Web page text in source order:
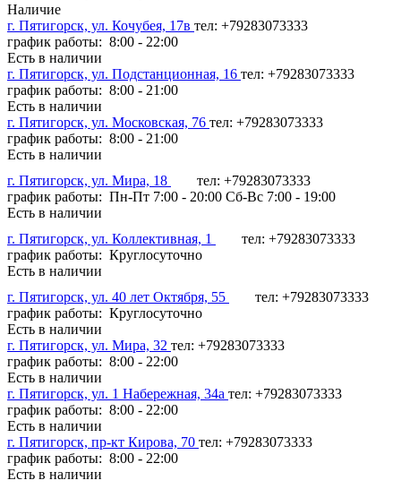
Наличие
г. Пятигорск, ул. Кочубея, 17в тел: +79283073333
график работы: 8:00 - 22:00
Есть в наличии
г. Пятигорск, ул. Подстанционная, 16 тел: +79283073333
график работы: 8:00 - 21:00
Есть в наличии
г. Пятигорск, ул. Московская, 76 тел: +79283073333
график работы: 8:00 - 21:00
Есть в наличии
г. Пятигорск, ул. Мира, 18
тел: +79283073333
график работы: Пн-Пт 7:00 - 20:00 Сб-Вс 7:00 - 19:00
Есть в наличии
г. Пятигорск, ул. Коллективная, 1
тел: +79283073333
график работы: Круглосуточно
Есть в наличии
г. Пятигорск, ул. 40 лет Октября, 55
тел: +79283073333
график работы: Круглосуточно
Есть в наличии
г. Пятигорск, ул. Мира, 32 тел: +79283073333
график работы: 8:00 - 22:00
Есть в наличии
г. Пятигорск, ул. 1 Набережная, 34а тел: +79283073333
график работы: 8:00 - 22:00
Есть в наличии
г. Пятигорск, пр-кт Кирова, 70 тел: +79283073333
график работы: 8:00 - 22:00
Есть в наличии